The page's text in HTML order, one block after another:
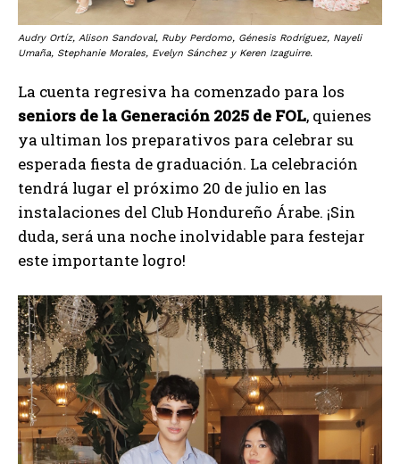
Audry Ortíz, Alison Sandoval, Ruby Perdomo, Génesis Rodríguez, Nayeli
Umaña, Stephanie Morales, Evelyn Sánchez y Keren Izaguirre.
La cuenta regresiva ha comenzado para los
seniors de la Generación 2025 de FOL, quienes
ya ultiman los preparativos para celebrar su
esperada fiesta de graduación. La celebración
tendrá lugar el próximo 20 de julio en las
instalaciones del Club Hondureño Árabe. ¡Sin
duda, será una noche inolvidable para festejar
este importante logro!